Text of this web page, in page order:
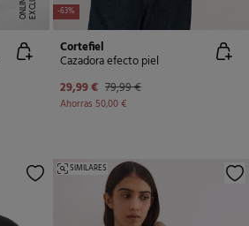
E -63%
Cortefiel
Cazadora efecto piel
29,99 € 79,99 €
Ahorras 50,00 €
SIMILARES